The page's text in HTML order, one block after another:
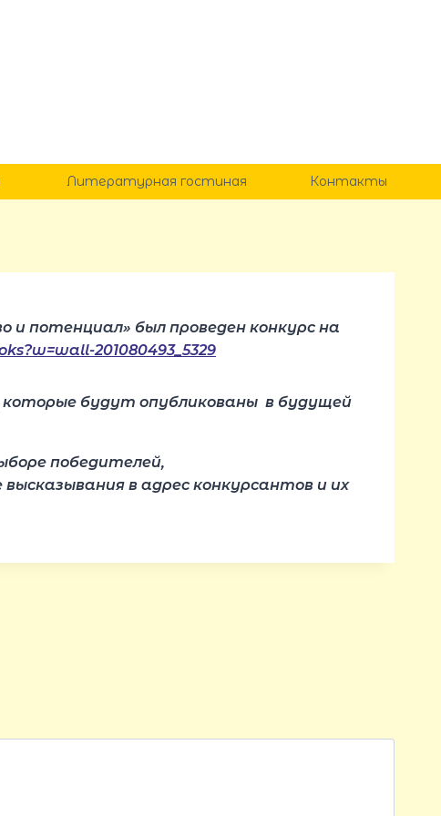
Литературная гостиная Контакты
и потенциал» был проведен конкурс на
201080493_5329
которые будут опубликованы в будущей
победителей,
в адрес конкурсантов и их